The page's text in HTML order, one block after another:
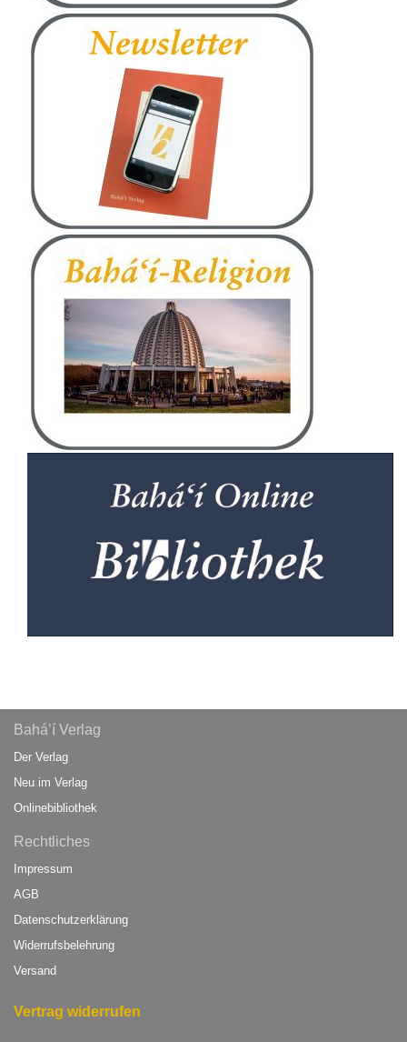
Bahá’í Verlag
Der Verlag
Neu im Verlag
Onlinebibliothek
Rechtliches
Impressum
AGB
Datenschutzerklärung
Widerrufsbelehrung
Versand
Vertrag widerrufen